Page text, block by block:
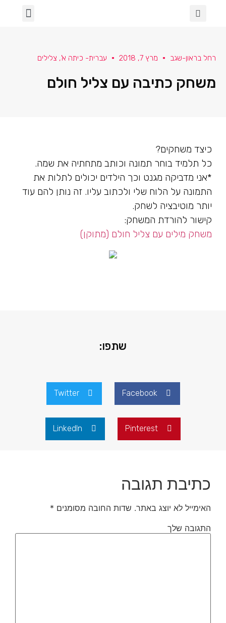
רחל בראון-שגב מרץ 7, 2018 עברית- כיתה א', צלילים
משחק כתיבה עם צליל חולם
כיצד משחקים?
כל תלמיד בוחר תמונה וכותב מתחתיה את שמה.
*אני מדביקה מגנט וכך הילדים יכולים לתלות את
התמונה על הלוח שלי ולכתוב עליו. זה נותן להם עוד
יותר מוטיבציה לשחק.
קישור להורדת המשחק:
משחק מילים עם צליל חולם (מתוקן)
שתפו:
Facebook
Twitter
Pinterest
LinkedIn
כתיבת תגובה
האימייל לא יוצג באתר. שדות החובה מסומנים *
התגובה שלך